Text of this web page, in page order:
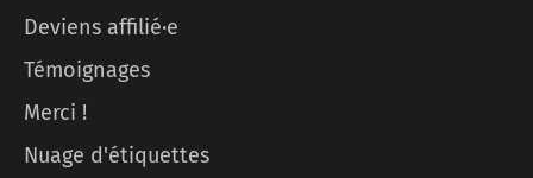
Deviens affilié·e
Témoignages
Merci !
Nuage d'étiquettes